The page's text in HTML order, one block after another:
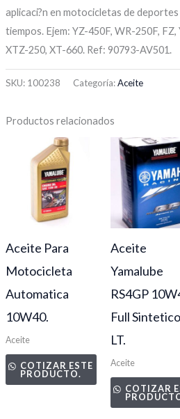
aplicaci?n en motocicletas de
tiempos. Ejem: YZ-450F, WR-250F, FZ,
XTZ-250, XT-660. Ref: 90793-AV501.
SKU: 100238 Categoría:Aceite
Productos relacionados
Aceite Para
Motocicleta
Automatica
10W40.
Aceite
COTIZAR ESTE
PRODUCTO.
Aceite
Yamalube
RS4GP
Full
LT.
Aceite
COTIZAR